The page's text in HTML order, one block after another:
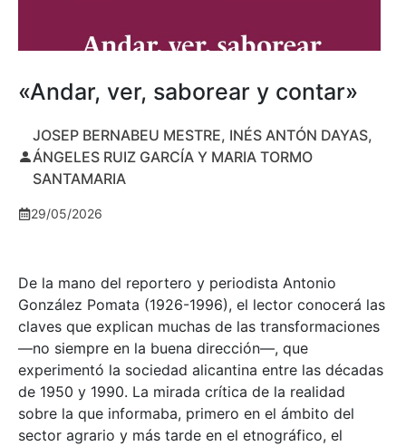
«Andar, ver, saborear y contar»
JOSEP BERNABEU MESTRE, INÉS ANTÓN DAYAS,
ÁNGELES RUIZ GARCÍA Y MARIA TORMO
SANTAMARIA
29/05/2026
De la mano del reportero y periodista Antonio
González Pomata (1926-1996), el lector conocerá las
claves que explican muchas de las transformaciones
—no siempre en la buena dirección—, que
experimentó la sociedad alicantina entre las décadas
de 1950 y 1990. La mirada crítica de la realidad
sobre la que informaba, primero en el ámbito del
sector agrario y más tarde en el etnográfico, el